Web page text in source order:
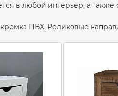
в любой интерьер, а также
ПВХ, Роликовые